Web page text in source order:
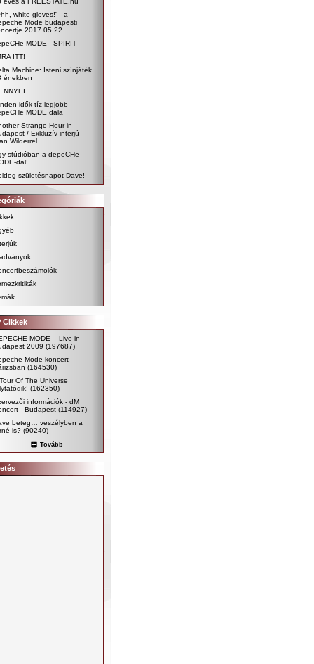
white gloves!” - a
Mode budapesti
2017.05.22.
MODE - SPIRIT
ITT!
Machine: Isteni színjáték
énekben
idők tíz legjobb
MODE dala
Strange Hour in
/ Exkluzív interjú
Wilderrel
stúdióban a depeCHe
dal!
születésnapot Dave!
Cikkek
MODE – Live in
2009 (197687)
Mode koncert
(164530)
Of The Universe
(162350)
információk - dM
- Budapest (114927)
beteg… veszélyben a
is? (90240)
Tovább